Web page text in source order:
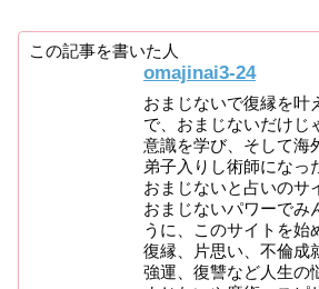
この記事を書いた人
omajinai3-24
おまじないで復縁を叶
で、おまじないだけじ
意識を学び、そして海
弟子入りし術師になっ
おまじないと占いのサ
おまじないパワーでみ
うに、このサイトを始
復縁、片思い、不倫成
強運、復讐など人生の